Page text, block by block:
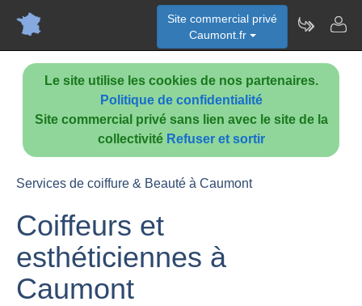
Le site utilise les cookies de nos partenaires.
Politique de confidentialité
Site commercial privé sans lien avec le site de la
collectivité Refuser et sortir
Site commercial privé
Caumont.fr
Services de coiffure & Beauté à Caumont
Coiffeurs et
esthéticiennes à
Caumont